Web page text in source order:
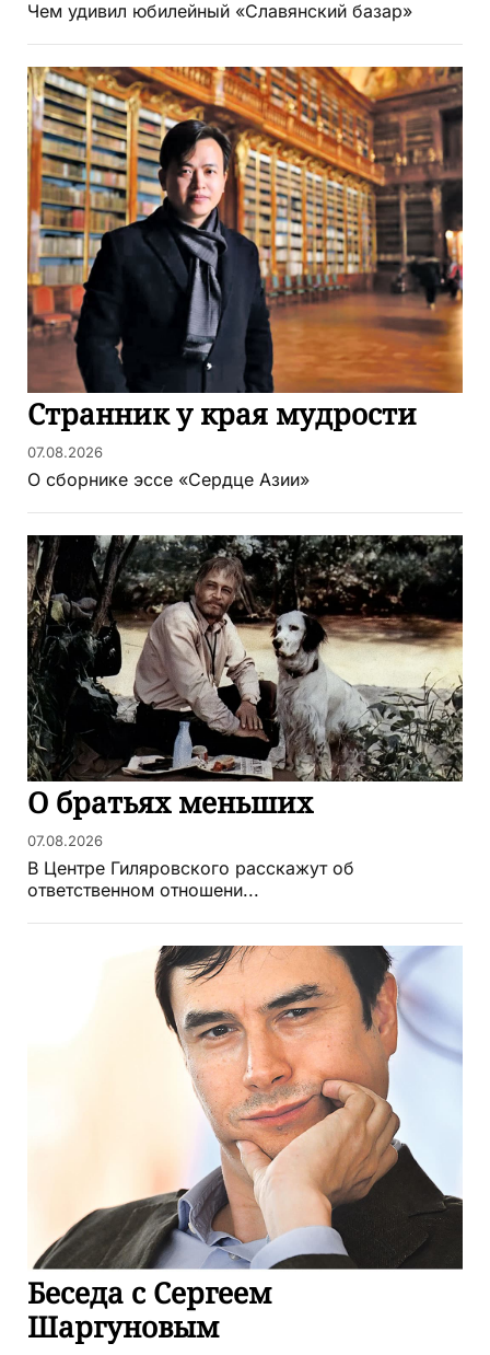
Чем удивил юбилейный «Славянский базар»
Странник у края мудрости
07.08.2026
О сборнике эссе «Сердце Азии»
О братьях меньших
07.08.2026
В Центре Гиляровского расскажут об
ответственном отношени...
Беседа с Сергеем
Шаргуновым